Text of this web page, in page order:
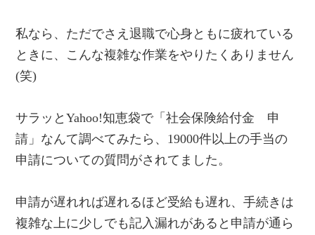
私なら、ただでさえ退職で心身ともに疲れている
ときに、こんな複雑な作業をやりたくありません
(笑)
サラッとYahoo!知恵袋で「社会保険給付金 申
請」なんて調べてみたら、19000件以上の手当の
申請についての質問がされてました。
申請が遅れれば遅れるほど受給も遅れ、手続きは
複雑な上に少しでも記入漏れがあると申請が通ら